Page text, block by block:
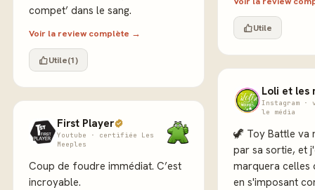
compet’ dans le sang.
Voir la review complète →
Utile(1)
First Player
Youtube · certifiée Les
Meeples
Coup de foudre immédiat. C’est
incroyable.
Utile
Loli et les
Instagram ·
le média
🦖 Toy Battle va
par sa sortie, et
marquera celles
en s'imposant